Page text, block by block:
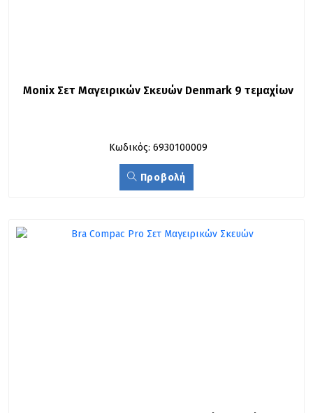
Monix Σετ Μαγειρικών Σκευών Denmark 9 τεμαχίων
Κωδικός: 6930100009
Προβολή